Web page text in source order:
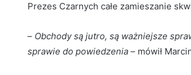
Prezes Czarnych całe zamieszanie
– Obchody są jutro, są ważniejsze
sprawie do powiedzenia – mówił